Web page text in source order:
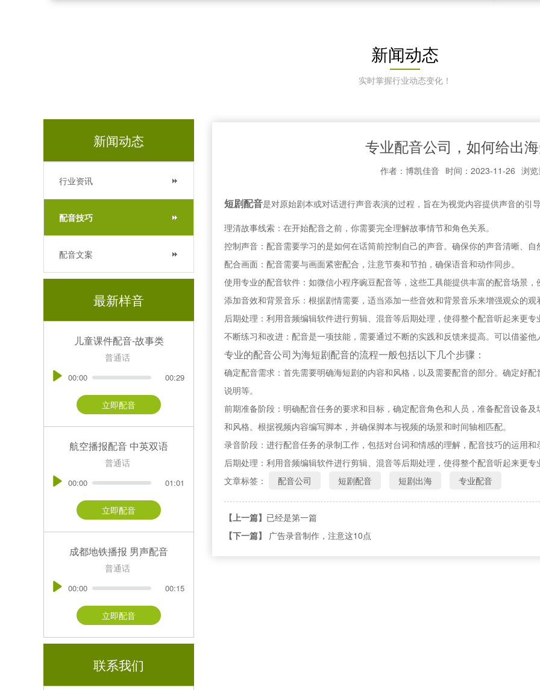
新闻动态
实时掌握行业动态变化！
新闻动态
行业资讯
配音技巧
配音文案
最新样音
儿童课件配音-故事类
普通话
00:00 00:29
立即配音
航空播报配音 中英双语
普通话
00:00 01:01
立即配音
成都地铁播报 男声配音
普通话
00:00 00:15
立即配音
联系我们
专业配音公司，如何给出
作者：博凯佳音 时间：2023-11-26 浏
短剧配音是对原始剧本或对话进行声音表演的过程，旨在为视觉内容提供声音的引
理清故事线索：在开始配音之前，你需要完全理解故事情节和角色关系。
控制声音：配音需要学习的是如何在话筒前控制自己的声音。确保你的声音清晰、
配合画面：配音需要与画面紧密配合，注意节奏和节拍，确保语音和动作同步。
使用专业的配音软件：如微信小程序豌豆配音等，这些工具能提供丰富的配音场景
添加音效和背景音乐：根据剧情需要，适当添加一些音效和背景音乐来增强观众的观
后期处理：利用音频编辑软件进行剪辑、混音等后期处理，使得整个配音听起来更专
不断练习和改进：配音是一项技能，需要通过不断的实践和反馈来提高。可以借鉴
专业的配音公司为海短剧配音的流程一般包括以下几个步骤：
确定配音需求：首先需要明确海短剧的内容和风格，以及需要配音的部分。确定好
说明等。
前期准备阶段：明确配音任务的要求和目标，确定配音角色和人员，准备配音设备
和风格。根据视频内容编写脚本，并确保脚本与视频的场景和时间轴相匹配。
录音阶段：进行配音任务的录制工作，包括对台词和情感的理解，配音技巧的运用和
后期处理：利用音频编辑软件进行剪辑、混音等后期处理，使得整个配音听起来更专
文章标签：
配音公司 短剧配音 短剧出海 专业配音
【上一篇】 已经是第一篇
【下一篇】 广告录音制作，注意这10点